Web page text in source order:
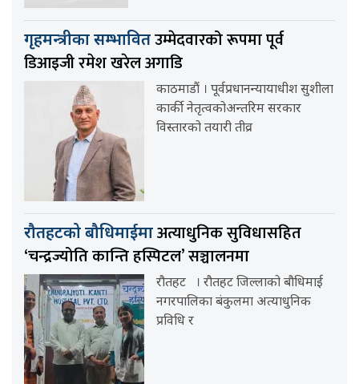
गृहमन्त्रीका सम्भावितउम्मेदवारको रूपमा पूर्व
डिआइजी रमेश खरेल अगाडि
काठमाडौं । पूर्वप्रधानन्यायाधीश सुशीला
कार्की नेतृत्वकोअन्तरिम सरकार
विस्तारको तयारी तीव्र
रौतहटको बौधिमाईमाअत्याधुनिक सुविधासहित
‘चन्द्रज्योति कान्ति हस्पिटल’ सञ्चालनमा
रौतहट । रौतहट जिल्लाको बौधिमाई
नगरपालिका बंकुलमा अत्याधुनिक
प्रविधि र